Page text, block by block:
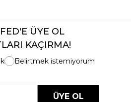
ÜYE OL
KAÇIRMA!
Belirtmek istemiyorum
ÜYE OL